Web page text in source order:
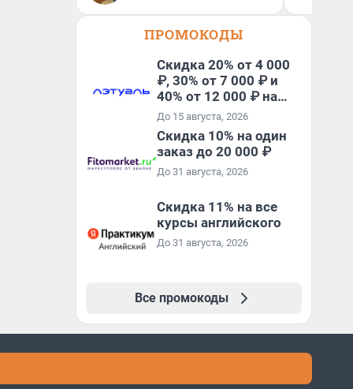
ПРОМОКОДЫ
Скидка 20% от 4 000
₽, 30% от 7 000 ₽ и
40% от 12 000 ₽ на
первый и все
повторные заказы по
промокоду ТРЕНД
До 15 августа, 2026
Скидка 10% на один
заказ до 20 000 ₽
До 31 августа, 2026
Скидка 11% на все
курсы английского
До 31 августа, 2026
Все промокоды